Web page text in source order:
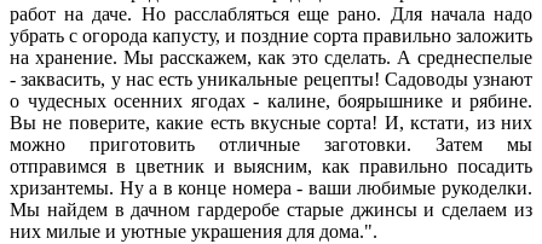
работ на даче. Но расслабляться еще рано. Для начала надо
убрать с огорода капусту, и поздние сорта правильно заложить
на хранение. Мы расскажем, как это сделать. А среднеспелые
- заквасить, у нас есть уникальные рецепты! Садоводы узнают
о чудесных осенних ягодах - калине, боярышнике и рябине.
Вы не поверите, какие есть вкусные сорта! И, кстати, из них
можно приготовить отличные заготовки. Затем мы
отправимся в цветник и выясним, как правильно посадить
хризантемы. Ну а в конце номера - ваши любимые рукоделки.
Мы найдем в дачном гардеробе старые джинсы и сделаем из
них милые и уютные украшения для дома. .